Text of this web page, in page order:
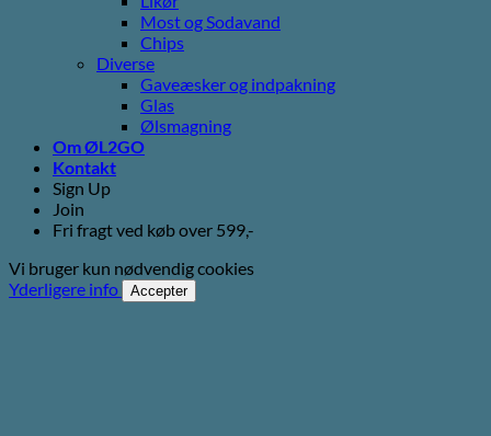
Most og Sodavand
Chips
Diverse
Gaveæsker og indpakning
Glas
Ølsmagning
Om ØL2GO
Kontakt
Sign Up
Join
Fri fragt ved køb over 599,-
Vi bruger kun nødvendig cookies
Yderligere info
Accepter